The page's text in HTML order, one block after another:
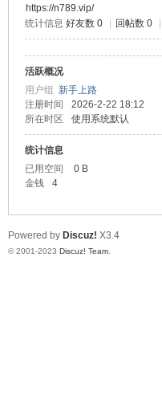
https://n789.vip/
统计信息 好友数 0 回帖数 0
活跃概况
用户组 新手上路
注册时间
2026-2-22 18:12
所在时区
使用系统默认
统计信息
已用空间
0 B
金钱
4
Powered by Discuz! X3.4
© 2001-2023 Discuz! Team